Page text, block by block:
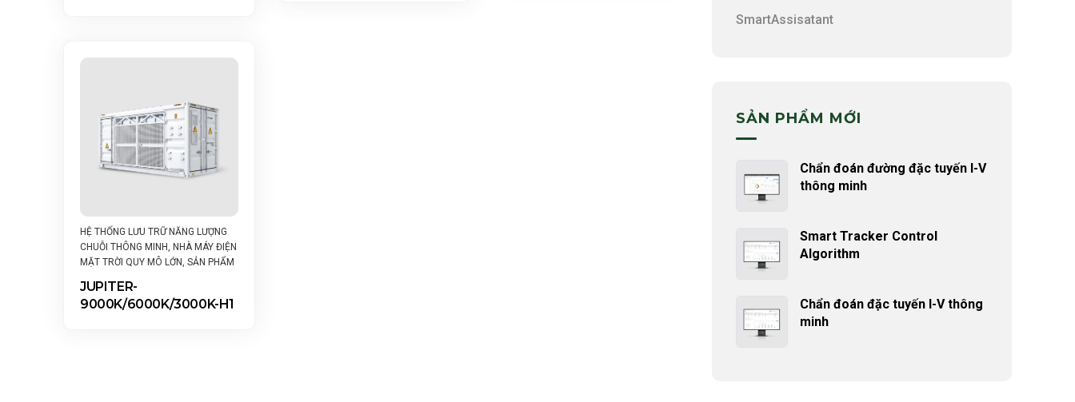
HỆ THỐNG LƯU TRỮ NĂNG LƯỢNG
CHUỖI THÔNG MINH, NHÀ MÁY ĐIỆN
MẶT TRỜI QUY MÔ LỚN, SẢN PHẨM
JUPITER-
9000K/6000K/3000K-H1
SmartAssisatant
SẢN PHẨM MỚI
Chẩn đoán đường đặc tuyến I-V
thông minh
Smart Tracker Control
Algorithm
Chẩn đoán đặc tuyến I-V thông
minh